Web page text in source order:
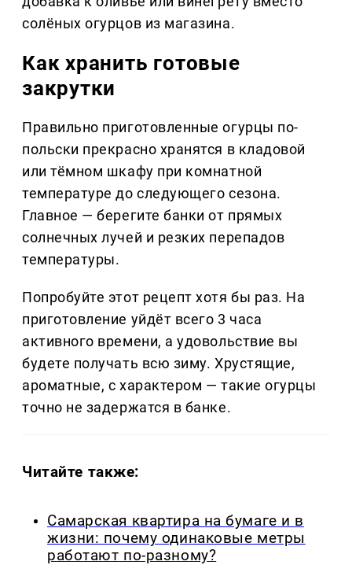
солёных огурцов из магазина.
Как хранить готовые
закрутки
Правильно приготовленные огурцы по-
польски прекрасно хранятся в кладовой
или тёмном шкафу при комнатной
температуре до следующего сезона.
Главное — берегите банки от прямых
солнечных лучей и резких перепадов
температуры.
Попробуйте этот рецепт хотя бы раз. На
приготовление уйдёт всего 3 часа
активного времени, а удовольствие вы
будете получать всю зиму. Хрустящие,
ароматные, с характером — такие огурцы
точно не задержатся в банке.
Читайте также:
Самарская квартира на бумаге и в
жизни: почему одинаковые метры
работают по-разному?